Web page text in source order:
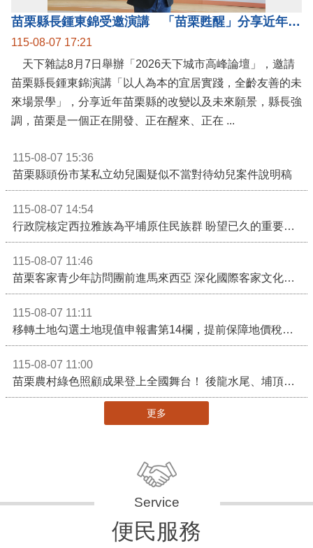
苗栗縣長鍾東錦受邀演講 「苗栗甦醒」分享近年轉變
115-08-07 17:21
天下雜誌8月7日舉辦「2026天下城市高峰論壇」，邀請
苗栗縣長鍾東錦演講「以人為本的宜居實踐，全齡友善的未
來場景學」，分享近年苗栗縣的改變以及未來願景，縣長強
調，苗栗是一個正在開發、正在醒來、正在 ...
115-08-07 15:36
苗栗縣頭份市某私立幼兒園疑似不當對待幼兒案件說明稿
115-08-07 14:54
行政院核定西拉雅族為平埔原住民族群 盼望已久的重要時刻到來！8月13日起受理民族成員名冊登記
115-08-07 11:46
苗栗客家青少年訪問團前進馬來西亞 深化國際客家文化交流
115-08-07 11:11
移轉土地勾選土地現值申報書第14欄，提前保障地價稅節稅權益
115-08-07 11:00
苗栗農村綠色照顧成果登上全國舞台！ 後龍水尾、埔頂社區前進2026高齡健康產業博覽會
更多
便民服務